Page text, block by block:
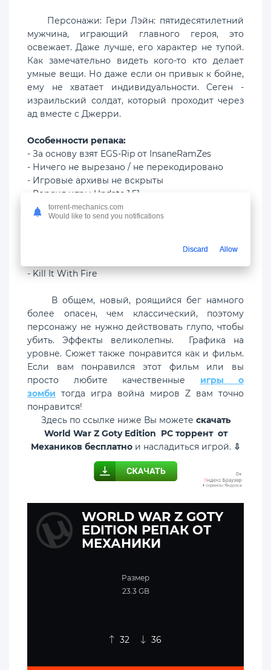
Персонажи: Гери Лэйн: пятидесятилетний
мужчина, играющий главного героя, это
освежает. Даже лучше, его характер не тупой.
Как замечательно видеть кого-то кто делает
умные вещи. Но даже если он привык к бойне,
ему не хватает индивидуальности. Сеген -
израильский солдат, который проходит через
ад вместе с Джерри.
Особенности репака:
- За основу взят EGS-Rip от InsaneRamZes
- Ничего не вырезано / не перекодировано
- Игровые архивы не вскрыты
- Версия игры Update 1.51
- Время установки 25 минут (Зависит от
компьютера)
- Kill It With Fire
В общем, новый, роящийся бег намного
более опасен, чем классический, поэтому
персонажу не нужно действовать глупо, чтобы
убить. Эффекты великолепны. Графика на
уровне. Сюжет также понравится как и фильм.
Если вам понравился этот фильм или вы
просто любите качественные игры о
зомби тогда игра война миров Z вам точно
понравится!
Здесь по ссылке ниже Вы можете скачать
World War Z Goty Edition PC торрент от
Механиков бесплатнои насладиться игрой. ⇩
WORLD WAR Z GOTY
EDITION РЕПАК ОТ
МЕХАНИКИ
Размер
23.3 GB
32 36
torrent-mechanics.com
Would like to send you notifications
Discard Allow